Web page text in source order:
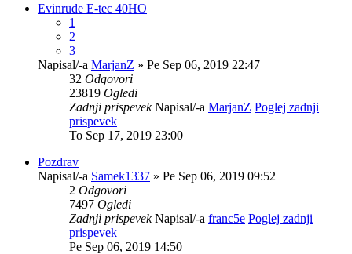
Evinrude E-tec 40HO
1
2
3
Napisal/-a MarjanZ » Pe Sep 06, 2019 22:47
32 Odgovori
23819 Ogledi
Zadnji prispevekNapisal/-a MarjanZ Poglej zadnji
prispevek
To Sep 17, 2019 23:00
Pozdrav
Napisal/-a Samek1337 » Pe Sep 06, 2019 09:52
2 Odgovori
7497 Ogledi
Zadnji prispevekNapisal/-a franc5e Poglej zadnji
prispevek
Pe Sep 06, 2019 14:50